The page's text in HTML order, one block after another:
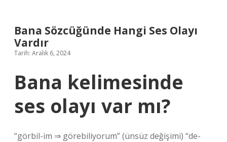
Bana Sözcüğünde Hangi Ses Olayı
Vardır
Tarih: Aralık 6, 2024
Bana kelimesinde
ses olayı var mı?
“görbil-im ⇒ görebiliyorum” (ünsüz değişimi) “de-